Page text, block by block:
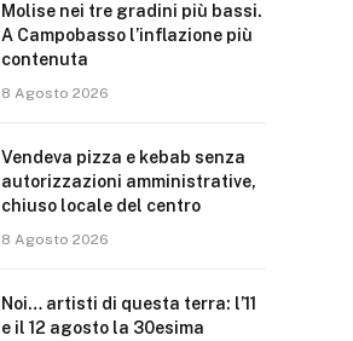
Molise nei tre gradini più bassi.
A Campobasso l’inflazione più
contenuta
8 Agosto 2026
Vendeva pizza e kebab senza
autorizzazioni amministrative,
chiuso locale del centro
8 Agosto 2026
Noi… artisti di questa terra: l’11
e il 12 agosto la 30esima